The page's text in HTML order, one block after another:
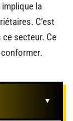
la
C’est
ce secteur. Ce